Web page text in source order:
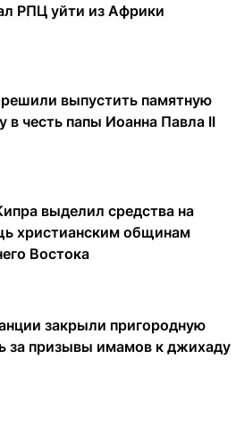
РПЦ уйти из Африки
выпустить памятную
в честь папы Иоанна Павла II
выделил средства на
христианским общинам
Востока
закрыли пригородную
за призывы имамов к джихаду